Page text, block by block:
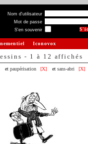
Nom d'utilisateur
Mot de passe
S'en souvenir
Iconovox
- 1 à 12 affichés
et paupérisation [X] et sans-abri
[X]